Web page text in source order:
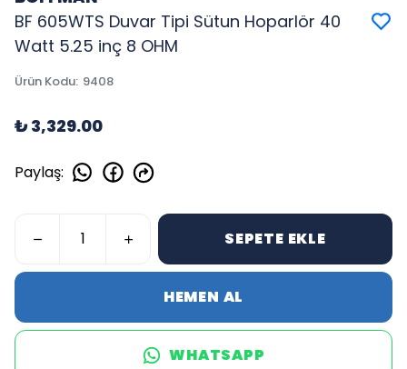
BF 605WTS Duvar Tipi Sütun Hoparlör 40
Watt 5.25 inç 8 OHM
Ürün Kodu: 9408
₺ 3,329.00
Paylaş:
SEPETE EKLE
HEMEN AL
WHATSAPP